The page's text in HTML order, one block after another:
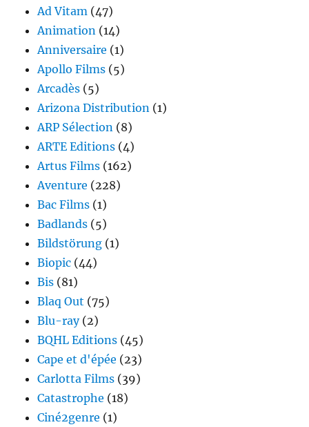
Ad Vitam (47)
Animation (14)
Anniversaire (1)
Apollo Films (5)
Arcadès (5)
Arizona Distribution (1)
ARP Sélection (8)
ARTE Editions (4)
Artus Films (162)
Aventure (228)
Bac Films (1)
Badlands (5)
Bildstörung (1)
Biopic (44)
Bis (81)
Blaq Out (75)
Blu-ray(2)
BQHL Editions (45)
Cape et d'épée (23)
Carlotta Films (39)
Catastrophe (18)
Ciné2genre (1)